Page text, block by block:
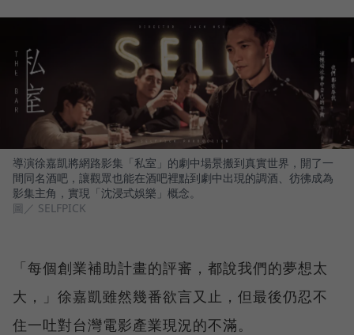
導演徐嘉凱將網路影集「私室」的劇中場景搬到真實世界，開了一
間同名酒吧，讓觀眾也能在酒吧裡點到劇中出現的調酒、彷彿成為
影集主角，實現「沈浸式娛樂」概念。
圖／ SELFPICK
「每個創業補助計畫的評審，都說我們的夢想太
大，」徐嘉凱雖然幾番欲言又止，但最後仍忍不
住一吐對台灣電影產業現況的不滿。